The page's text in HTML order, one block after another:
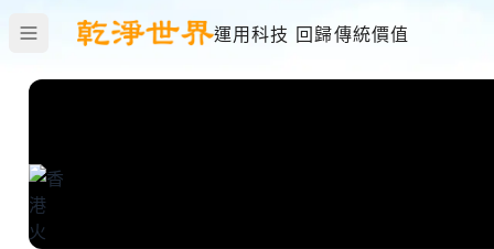
運用科技 回歸傳統價值